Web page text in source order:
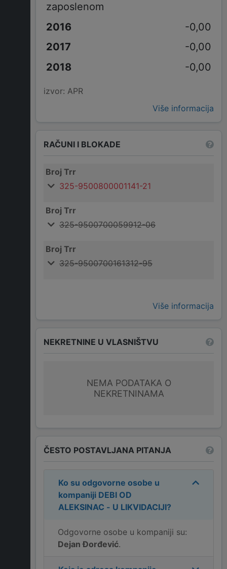
zaposlenom
-0,00
-0,00
-0,00
izvor: APR
Više informacija
RAČUNI I BLOKADE
Broj Trr
325-9500800001141-21
Broj Trr
325-9500700059912-06
Broj Trr
325-9500700161312-95
Više informacija
NEKRETNINE U VLASNIŠTVU
NEMA PODATAKA O
NEKRETNINAMA
ČESTO POSTAVLJANA PITANJA
Ko su odgovorne osobe u
kompaniji DEBI OD
ALEKSINAC - U LIKVIDACIJI?
Odgovorne osobe u kompaniji su:
Dejan Đorđević.